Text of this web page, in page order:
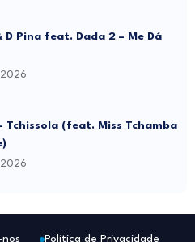
D Pina feat. Dada 2 – Me Dá
Tchissola (feat. Miss Tchamba
Política de Privacidade